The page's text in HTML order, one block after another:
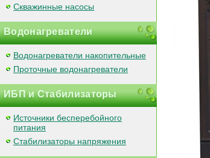
Скважинные насосы
Водонагреватели
Водонагреватели накопительные
Проточные водонагреватели
ИБП и Стабилизаторы
Источники бесперебойного
питания
Стабилизаторы напряжения